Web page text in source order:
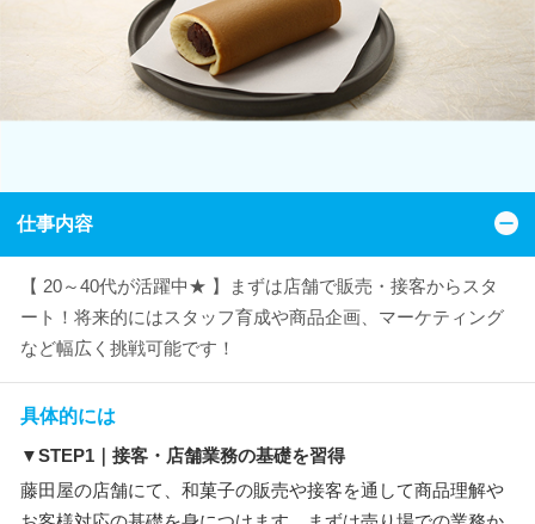
仕事内容
【 20～40代が活躍中★ 】まずは店舗で販売・接客からスタ
ート！将来的にはスタッフ育成や商品企画、マーケティング
など幅広く挑戦可能です！
具体的には
▼STEP1｜接客・店舗業務の基礎を習得
藤田屋の店舗にて、和菓子の販売や接客を通して商品理解や